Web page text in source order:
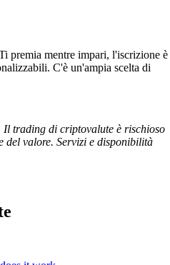
premia mentre impari, l'iscrizione è
C'è un'ampia scelta di
Il trading di criptovalute è rischioso
del valore. Servizi e disponibilità